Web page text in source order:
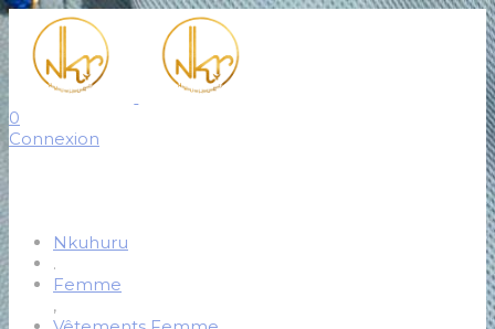
0
Connexion
Nkuhuru
.
Femme
,